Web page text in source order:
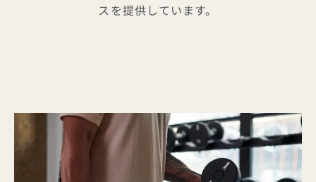
スを提供しています。